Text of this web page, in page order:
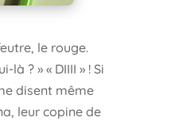
le rouge.
là ? » « DIIII » ! Si
disent même
leur copine de